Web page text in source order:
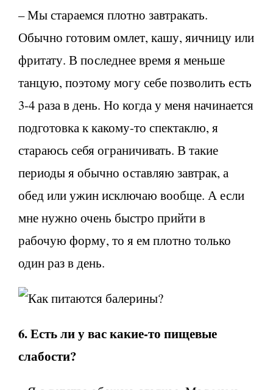
– Мы стараемся плотно завтракать.
Обычно готовим омлет, кашу, яичницу или
фритату. В последнее время я меньше
танцую, поэтому могу себе позволить есть
3-4 раза в день. Но когда у меня начинается
подготовка к какому-то спектаклю, я
стараюсь себя ограничивать. В такие
периоды я обычно оставляю завтрак, а
обед или ужин исключаю вообще. А если
мне нужно очень быстро прийти в
рабочую форму, то я ем плотно только
один раз в день.
6. Есть ли у вас какие-то пищевые
слабости?